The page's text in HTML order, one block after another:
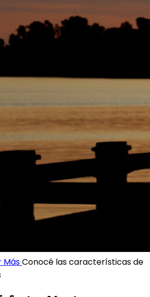
MásConocé las características de